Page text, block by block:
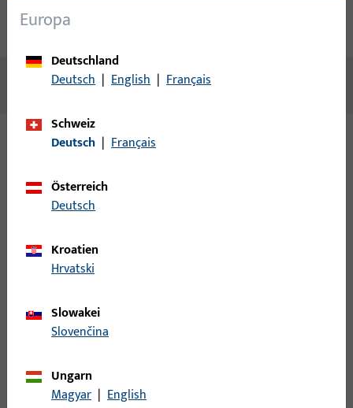
Technische Daten
Keine Inhalte vorhanden
Zu diesem Produkt gibt es folgende Varianten:
Senkschraube
Europa
Deutschland
Deutsch | English | Français
Schweiz
Deutsch | Français
Österreich
Deutsch
Kroatien
Hrvatski
Slowakei
Slovenčina
Ungarn
Magyar | English